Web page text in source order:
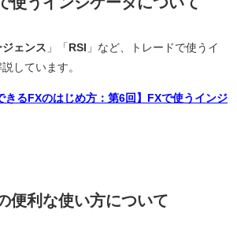
ェンス 」「 RSI 」など、トレードで使うイ
しています。
るFXのはじめ方：第6回】FXで使うインジ
便利な使い方について